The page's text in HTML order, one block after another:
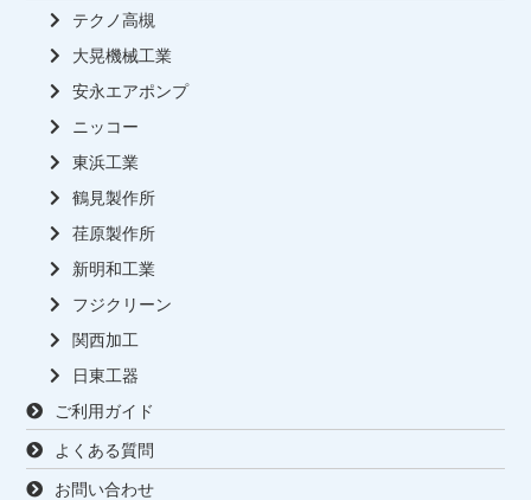
テクノ高槻
大晃機械工業
安永エアポンプ
ニッコー
東浜工業
鶴見製作所
荏原製作所
新明和工業
フジクリーン
関西加工
日東工器
ご利用ガイド
よくある質問
お問い合わせ